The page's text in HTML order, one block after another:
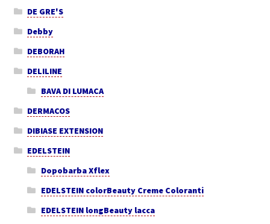
DE GRE'S
Debby
DEBORAH
DELILINE
BAVA DI LUMACA
DERMACOS
DIBIASE EXTENSION
EDELSTEIN
Dopobarba Xflex
EDELSTEIN colorBeauty Creme Coloranti
EDELSTEIN longBeauty lacca